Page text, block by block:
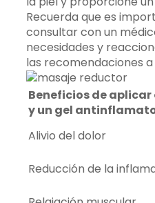
Recuerda que es
consultar con un
necesidades y
las recomendaciones
Beneficios de
y un gel
Alivio del dolor
Reducción de la